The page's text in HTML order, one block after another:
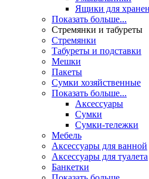
Ящики для
Показать больше...
Стремянки и табуреты
Стремянки
Табуреты и подставки
Мешки
Пакеты
Сумки хозяйственные
Показать больше...
Аксессуары
Сумки
Сумки-тележки
Мебель
Аксессуары для ванной
Аксессуары для туалета
Банкетки